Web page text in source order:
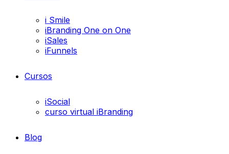
i Smile
iBranding One on One
iSales
iFunnels
Cursos
iSocial
curso virtual iBranding
Blog